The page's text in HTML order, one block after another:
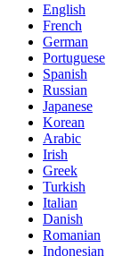
English
French
German
Portuguese
Spanish
Russian
Japanese
Korean
Arabic
Irish
Greek
Turkish
Italian
Danish
Romanian
Indonesian